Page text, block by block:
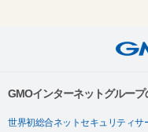
・アプリ内バグなどの
※ご提供頂けない場合は
※上記成果受付期間内に
GMOインターネットグルー
世界初総合ネットセキュリティサ